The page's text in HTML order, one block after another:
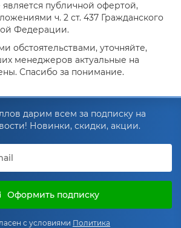
является публичной офертой,
ч. 2 ст. 437 Гражданского
Федерации.
обстоятельствами, уточняйте,
менеджеров актуальные на
Спасибо за понимание.
дарим всем за подписку на
Новинки, скидки, акции.
Оформить подписку
с условиями Политика